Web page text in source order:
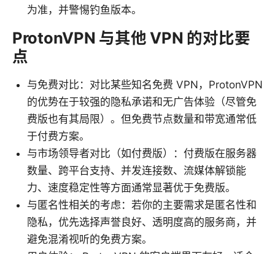
为准，并警惕钓鱼版本。
ProtonVPN 与其他 VPN 的对比要
点
与免费对比：对比某些知名免费 VPN，ProtonVPN
的优势在于较强的隐私承诺和无广告体验（尽管免
费版也有其局限）。但免费节点数量和带宽通常低
于付费方案。
与市场领导者对比（如付费版）：付费版在服务器
数量、跨平台支持、并发连接数、流媒体解锁能
力、速度稳定性等方面通常显著优于免费版。
与匿名性相关的考虑：若你的主要需求是匿名性和
隐私，优先选择声誉良好、透明度高的服务商，并
避免混淆视听的免费方案。